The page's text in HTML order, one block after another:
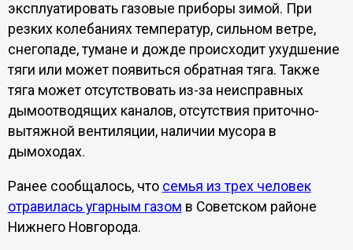
эксплуатировать газовые приборы зимой. При
резких колебаниях температур, сильном ветре,
снегопаде, тумане и дожде происходит ухудшение
тяги или может появиться обратная тяга. Также
тяга может отсутствовать из-за неисправных
дымоотводящих каналов, отсутствия приточно-
вытяжной вентиляции, наличии мусора в
дымоходах.
Ранее сообщалось, что семья из трех человек
отравилась угарным газом в Советском районе
Нижнего Новгорода.